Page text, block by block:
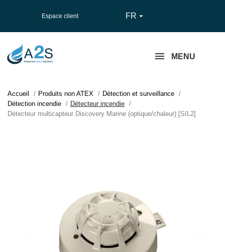
Espace client FR 
MENU
Accueil Produits non ATEX
Détection et surveillance
Détection incendie
Détecteur incendie
Détecteur multicapteur Discovery Marine (optique/chaleur) [SIL2]